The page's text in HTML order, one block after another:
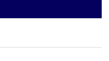
った専門家のサポートを活用